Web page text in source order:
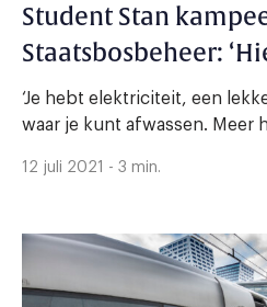
Student Stan
Staatsbosbeheer:
‘Je hebt elektriciteit, een
waar je kunt afwassen. Meer
12 juli 2021 - 3 min.